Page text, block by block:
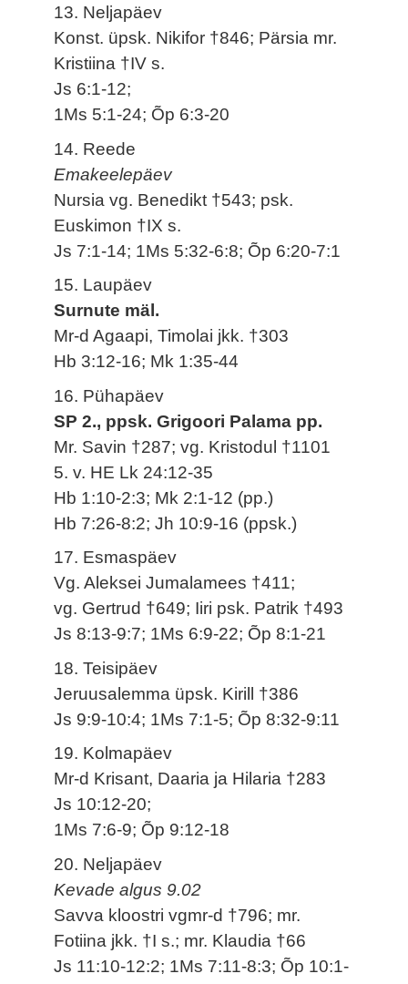
13. Neljapäev
Konst. üpsk. Nikifor †846; Pärsia mr.
Kristiina †IV s.
Js 6:1-12;
1Ms 5:1-24; Õp 6:3-20
14. Reede
Emakeelepäev
Nursia vg. Benedikt †543; psk.
Euskimon †IX s.
Js 7:1-14; 1Ms 5:32-6:8; Õp 6:20-7:1
15. Laupäev
Surnute mäl.
Mr-d Agaapi, Timolai jkk. †303
Hb 3:12-16; Mk 1:35-44
16. Pühapäev
SP 2., ppsk. Grigoori Palama pp.
Mr. Savin †287; vg. Kristodul †1101
5. v. HE Lk 24:12-35
Hb 1:10-2:3; Mk 2:1-12 (pp.)
Hb 7:26-8:2; Jh 10:9-16 (ppsk.)
17. Esmaspäev
Vg. Aleksei Jumalamees †411;
vg. Gertrud †649; Iiri psk. Patrik †493
Js 8:13-9:7; 1Ms 6:9-22; Õp 8:1-21
18. Teisipäev
Jeruusalemma üpsk. Kirill †386
Js 9:9-10:4; 1Ms 7:1-5; Õp 8:32-9:11
19. Kolmapäev
Mr-d Krisant, Daaria ja Hilaria †283
Js 10:12-20;
1Ms 7:6-9; Õp 9:12-18
20. Neljapäev
Kevade algus 9.02
Savva kloostri vgmr-d †796; mr.
Fotiina jkk. †I s.; mr. Klaudia †66
Js 11:10-12:2; 1Ms 7:11-8:3; Õp 10:1-